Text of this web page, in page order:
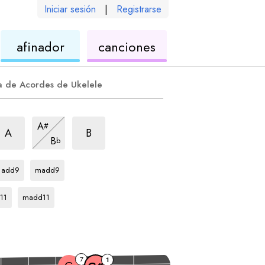
Iniciar sesión | Registrarse
afinadorukelelecanciones
de Acordes de Ukelele
A
A#
arpegio
Bb
maj9
B
G#
add9
madd9
madd11
7 1